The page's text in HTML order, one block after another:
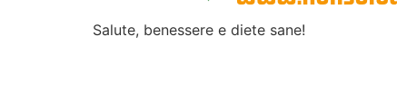
Salute, benessere e diete sane!